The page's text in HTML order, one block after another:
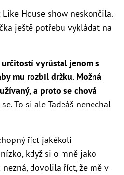
Like House show neskončila.
ještě potřebu vykládat na
určitostí vyrůstal jenom s
mu rozbil držku. Možná
a proto se chová
To si ale Tadeáš nenechal
říct jakékoli
když si o mně jako
dovolila říct, že mě v